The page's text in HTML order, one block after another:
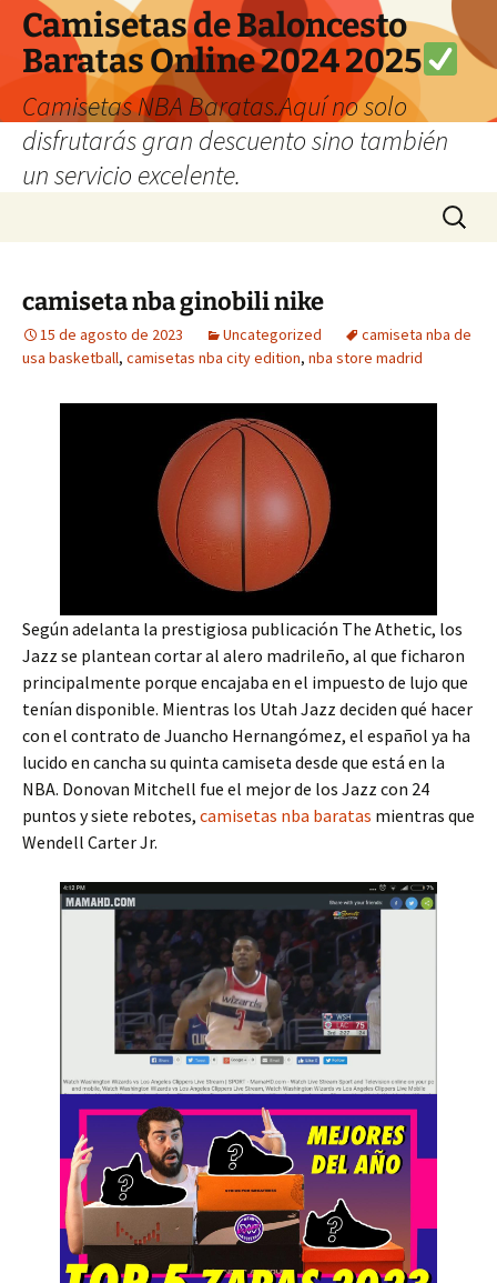
Camisetas de Baloncesto
Baratas Online 2024 2025
Camisetas NBA Baratas.Aquí no solo
disfrutarás gran descuento sino también
un servicio excelente.
Buscar:
camiseta nba ginobili nike
15 de agosto de 2023 Uncategorized
camiseta nba de
usa basketball, camisetas nba city edition, nba store madrid
Según adelanta la prestigiosa publicación The Athetic, los
Jazz se plantean cortar al alero madrileño, al que ficharon
principalmente porque encajaba en el impuesto de lujo que
tenían disponible. Mientras los Utah Jazz deciden qué hacer
con el contrato de Juancho Hernangómez, el español ya ha
lucido en cancha su quinta camiseta desde que está en la
NBA. Donovan Mitchell fue el mejor de los Jazz con 24
puntos y siete rebotes, camisetas nba baratas mientras que
Wendell Carter Jr.